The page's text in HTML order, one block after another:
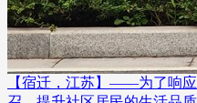
【宿迁，江苏】——为了响